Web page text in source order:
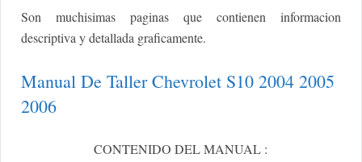
Son muchisimas paginas que contienen informacion
descriptiva y detallada graficamente.
Manual De Taller Chevrolet S10 2004 2005
2006
CONTENIDO DEL MANUAL :